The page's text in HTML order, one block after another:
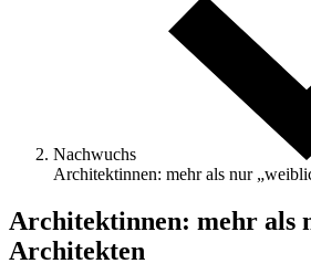
Nachwuchs
Architektinnen: mehr als nur
Architektinnen: mehr als
Architekten